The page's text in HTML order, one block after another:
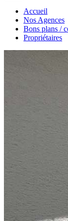
Accueil
Nos Agences
Bons plans /
Propriétaires